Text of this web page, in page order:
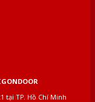
tại TP. Hồ Chí Minh